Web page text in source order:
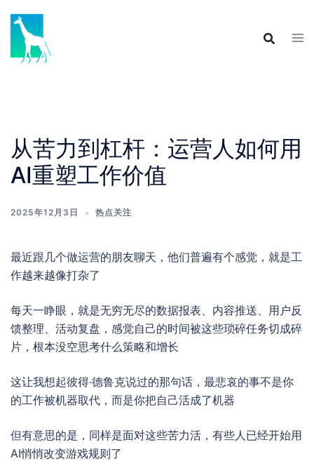
content
从苦力到杠杆：运营人如何用
AI重塑工作价值
2025年12月3日 热点关注
最近跟几个做运营的朋友聊天，他们普遍有个感觉，就是工
作越来越像打杂了
每天一睁眼，就是无穷无尽的数据报表、内容推送、用户反
馈整理、活动复盘，感觉自己的时间被这些琐碎任务切成碎
片，根本没空思考什么策略和增长
这让我想起彼得·德鲁克说过的那句话，最悲哀的事不是你
的工作被机器取代，而是你把自己活成了机器
但有意思的是，同样是面对这些苦力活，有些人已经开始用
AI悄悄改变游戏规则了